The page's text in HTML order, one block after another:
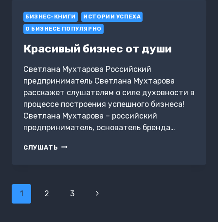
БИЗНЕС-КНИГИ
ИСТОРИИ УСПЕХА
О БИЗНЕСЕ ПОПУЛЯРНО
Красивый бизнес от души
Светлана Мухтарова Российский
предприниматель Светлана Мухтарова
расскажет слушателям о силе духовности в
процессе построения успешного бизнеса!
Светлана Мухтарова – российский
предприниматель, основатель бренда…
СЛУШАТЬ КРАСИВЫЙ
Навигация
по
1 2 3
Следующая